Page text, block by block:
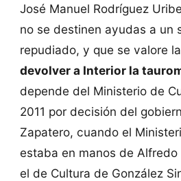
José Manuel Rodríguez
no se destinen ayudas a un
repudiado, y que se valore
devolver a Interior la
depende del Ministerio de
2011 por decisión del
Zapatero, cuando el
estaba en manos de
el de Cultura de González